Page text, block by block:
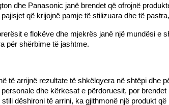
dhe Panasonic janë brendet që ofrojnë
që krijojnë pamje të stilizuara dhe të
e flokëve dhe mjekrës janë një mundësi e
për shërbime të jashtme.
të arrijnë rezultate të shkëlqyera në shtëpi dhe
dhe kërkesat e përdoruesit, por
dëshironi të arrini, ka gjithmonë një produkt që